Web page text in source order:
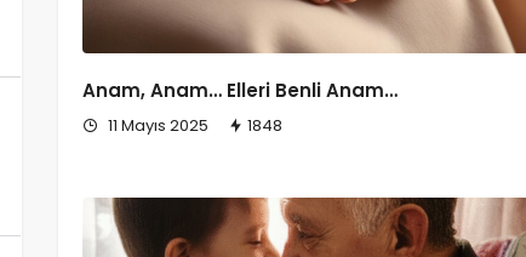
Anam, Anam… Elleri Benli Anam…
11 Mayıs 2025 1848